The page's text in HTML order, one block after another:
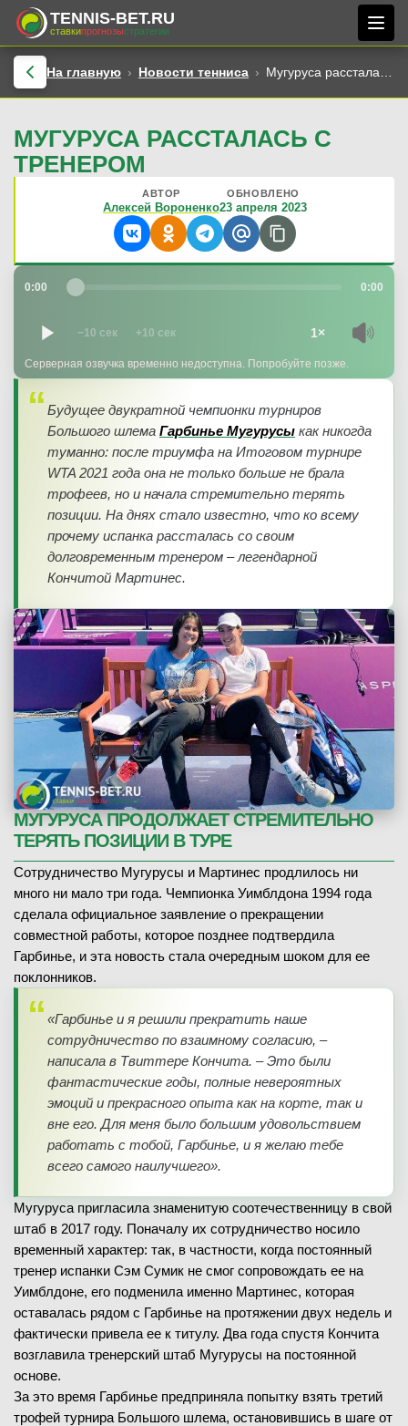
TENNIS-BET.RU
ставкипрогнозыстратегии
На главную Новости тенниса Мугуруса рассталась с тренером
МУГУРУСА РАССТАЛАСЬ С
ТРЕНЕРОМ
АВТОР
Алексей Вороненко
ОБНОВЛЕНО
23 апреля 2023
0:00 0:00
−10 сек +10 сек 1×
Серверная озвучка временно недоступна. Попробуйте позже.
Будущее двукратной чемпионки турниров
Большого шлема Гарбинье Мугурусы как никогда
туманно: после триумфа на Итоговом турнире
WTA 2021 года она не только больше не брала
трофеев, но и начала стремительно терять
позиции. На днях стало известно, что ко всему
прочему испанка рассталась со своим
долговременным тренером – легендарной
Кончитой Мартинес.
МУГУРУСА ПРОДОЛЖАЕТ СТРЕМИТЕЛЬНО
ТЕРЯТЬ ПОЗИЦИИ В ТУРЕ
Сотрудничество Мугурусы и Мартинес продлилось ни
много ни мало три года. Чемпионка Уимблдона 1994 года
сделала официальное заявление о прекращении
совместной работы, которое позднее подтвердила
Гарбинье, и эта новость стала очередным шоком для ее
поклонников.
«Гарбинье и я решили прекратить наше
сотрудничество по взаимному согласию, –
написала в Твиттере Кончита. – Это были
фантастические годы, полные невероятных
эмоций и прекрасного опыта как на корте, так и
вне его. Для меня было большим удовольствием
работать с тобой, Гарбинье, и я желаю тебе
всего самого наилучшего».
Мугуруса пригласила знаменитую соотечественницу в свой
штаб в 2017 году. Поначалу их сотрудничество носило
временный характер: так, в частности, когда постоянный
тренер испанки Сэм Сумик не смог сопровождать ее на
Уимблдоне, его подменила именно Мартинес, которая
оставалась рядом с Гарбинье на протяжении двух недель и
фактически привела ее к титулу. Два года спустя Кончита
возглавила тренерский штаб Мугурусы на постоянной
основе.
За это время Гарбинье предприняла попытку взять третий
трофей турнира Большого шлема, остановившись в шаге от